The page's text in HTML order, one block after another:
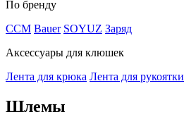
По бренду
CCM Bauer SOYUZ Заряд
Аксессуары для клюшек
Лента для крюка Лента для рукоятки
Шлемы